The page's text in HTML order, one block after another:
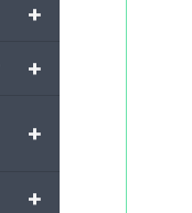
+
+
+
+